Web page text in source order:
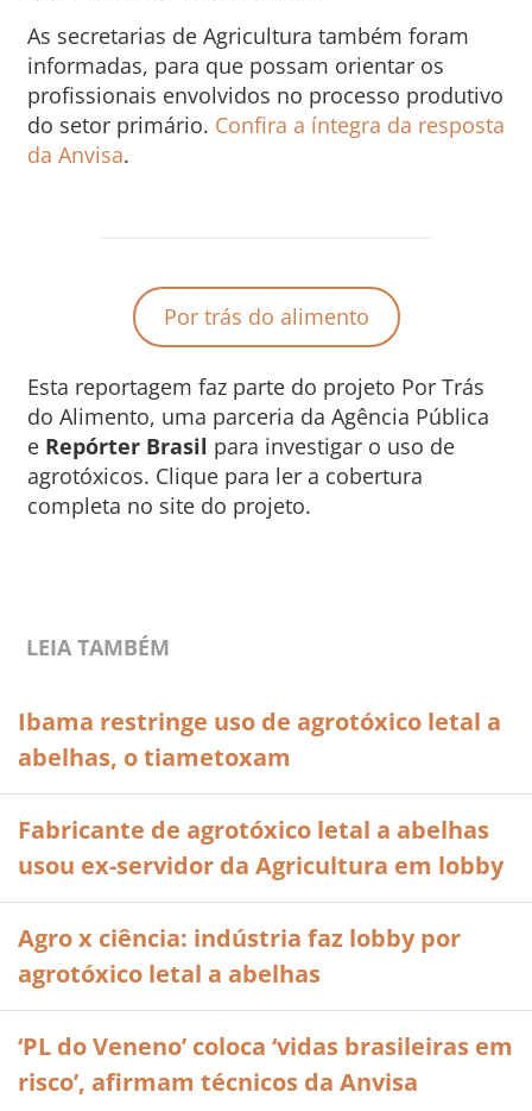
As secretarias de Agricultura também foram
informadas, para que possam orientar os
profissionais envolvidos no processo produtivo
do setor primário. Confira a íntegra da resposta
da Anvisa.
Por trás do alimento
Esta reportagem faz parte do projeto Por Trás
do Alimento, uma parceria da Agência Pública
e Repórter Brasil para investigar o uso de
agrotóxicos. Clique para ler a cobertura
completa no site do projeto.
LEIA TAMBÉM
Ibama restringe uso de agrotóxico letal a
abelhas, o tiametoxam
Fabricante de agrotóxico letal a abelhas
usou ex-servidor da Agricultura em lobby
Agro x ciência: indústria faz lobby por
agrotóxico letal a abelhas
‘PL do Veneno’ coloca ‘vidas brasileiras em
risco’, afirmam técnicos da Anvisa